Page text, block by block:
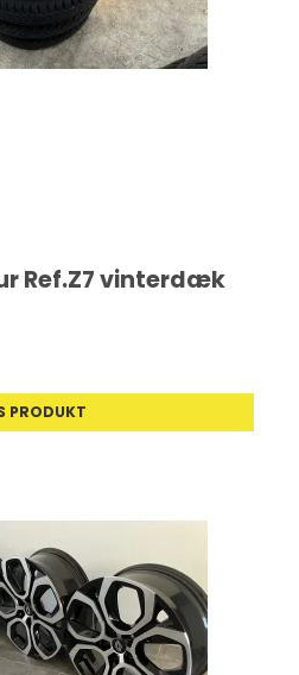
Ref.Z7 vinterdæk
PRODUKT